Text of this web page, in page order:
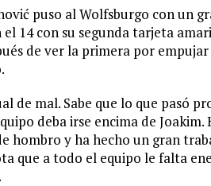
puso al Wolfsburgo con un
el 14 con su segunda tarjeta
de ver la primera por
de mal. Sabe que lo que pasó
deba irse encima de
hombro y ha hecho un gran
que a todo el equipo le falta